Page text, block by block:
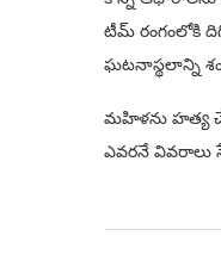
టీమ్ రంగంలోకి
ఘటనాస్థలాన్ని
మహిళను హత్య
ఎవరనే వివరాలు